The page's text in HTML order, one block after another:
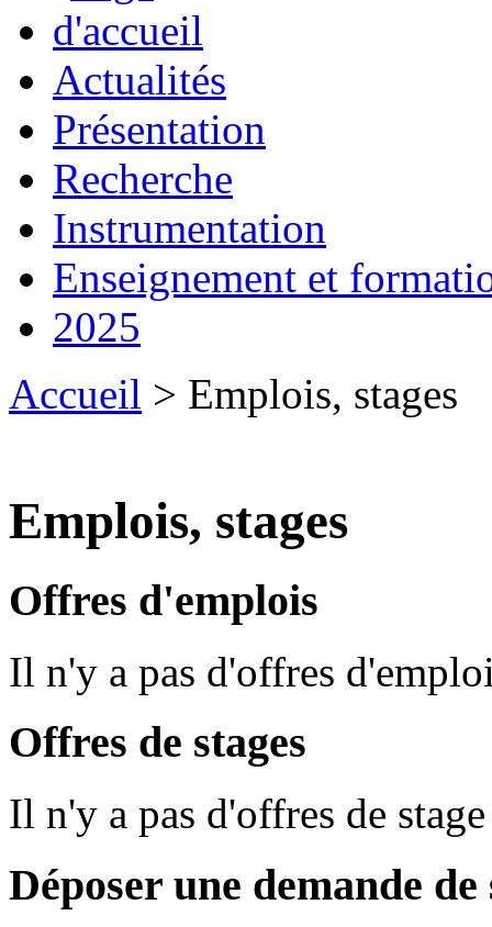
Actualités
Présentation
Recherche
Instrumentation
Enseignement et
2025
Accueil > Emplois, stages
Emplois, stages
Offres d'emplois
Il n'y a pas d'offres
Offres de stages
Il n'y a pas d'offres de
Déposer une demande